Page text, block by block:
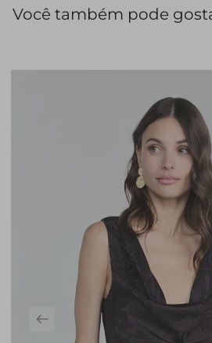
Você também pode